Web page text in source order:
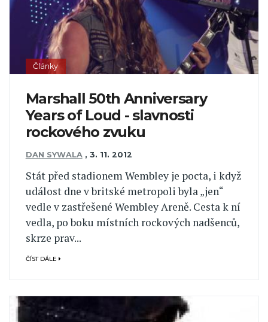
Články
Marshall 50th Anniversary
Years of Loud - slavnosti
rockového zvuku
DAN SYWALA , 3. 11. 2012
Stát před stadionem Wembley je pocta, i když
událost dne v britské metropoli byla „jen“
vedle v zastřešené Wembley Areně. Cesta k ní
vedla, po boku místních rockových nadšenců,
skrze prav...
ČÍST DÁLE